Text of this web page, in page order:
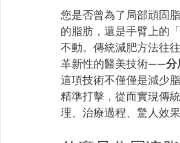
您是否曾為了局部頑固
的脂肪，還是手臂上的
不動。傳統減肥方法往
革新性的醫美技術——分
這項技術不僅僅是減少
精準打擊，從而實現傳
理、治療過程、驚人效